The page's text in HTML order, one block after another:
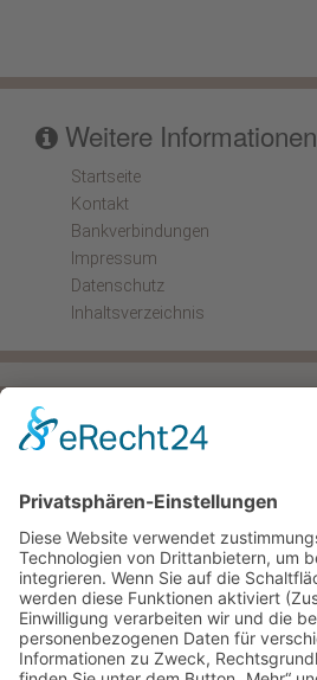
Weitere Informationen
Startseite
Kontakt
Bankverbindungen
Impressum
Datenschutz
Inhaltsverzeichnis